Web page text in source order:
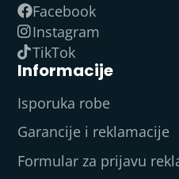
Facebook
Instagram
TikTok
Informacije
Isporuka robe
Garancije i reklamacije
Formular za prijavu